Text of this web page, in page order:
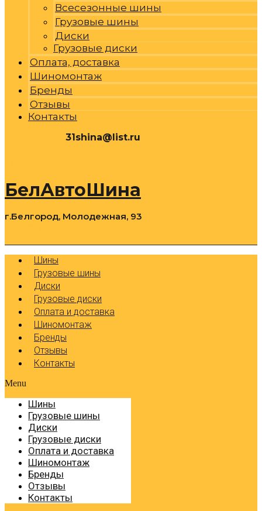
Всесезонные шины
Грузовые шины
Диски
Грузовые диски
Оплата, доставка
Шиномонтаж
Бренды
Отзывы
Контакты
31shina@list.ru
БелАвтоШина
г.Белгород, Молодежная, 93
Шины
Грузовые шины
Диски
Грузовые диски
Оплата и доставка
Шиномонтаж
Бренды
Отзывы
Контакты
Menu
Шины
Грузовые шины
Диски
Грузовые диски
Оплата и доставка
Шиномонтаж
Бренды
Отзывы
Контакты